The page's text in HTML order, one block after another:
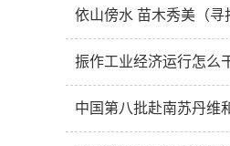
依山傍水 苗木秀美（寻
振作工业经济运行怎么
中国第八批赴南苏丹维